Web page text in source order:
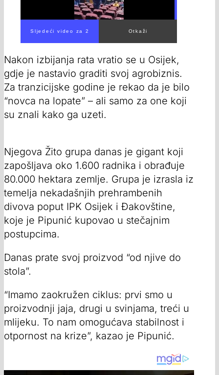
Sljedeći video za 1 Otkaži
Nakon izbijanja rata vratio se u Osijek,
gdje je nastavio graditi svoj agrobiznis.
Za tranzicijske godine je rekao da je bilo
“novca na lopate” – ali samo za one koji
su znali kako ga uzeti.
Njegova Žito grupa danas je gigant koji
zapošljava oko 1.600 radnika i obrađuje
80.000 hektara zemlje. Grupa je izrasla iz
temelja nekadašnjih prehrambenih
divova poput IPK Osijek i Đakovštine,
koje je Pipunić kupovao u stečajnim
postupcima.
Danas prate svoj proizvod “od njive do
stola”.
“Imamo zaokružen ciklus: prvi smo u
proizvodnji jaja, drugi u svinjama, treći u
mlijeku. To nam omogućava stabilnost i
otpornost na krize”, kazao je Pipunić.